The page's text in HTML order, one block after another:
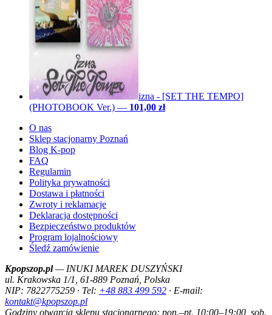
izna - [SET THE TEMPO]
(PHOTOBOOK Ver.) — 101,00 zł
O nas
Sklep stacjonarny Poznań
Blog K-pop
FAQ
Regulamin
Polityka prywatności
Dostawa i płatności
Zwroty i reklamacje
Deklaracja dostępności
Bezpieczeństwo produktów
Program lojalnościowy
Śledź zamówienie
Kpopszop.pl— INUKI MAREK DUSZYŃSKI
ul. Krakowska 1/1, 61-889 Poznań, Polska
NIP: 7822775259 · Tel: +48 883 499 592 · E-mail:
kontakt@kpopszop.pl
Godziny otwarcia sklepu stacjonarnego: pon.–pt. 10:00–19:00, sob.